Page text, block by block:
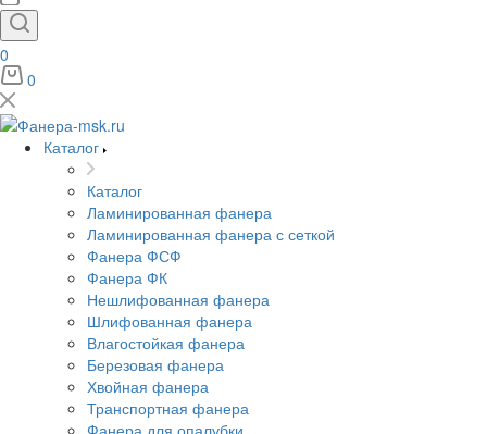
0
0
Каталог
Каталог
Ламинированная фанера
Ламинированная фанера с сеткой
Фанера ФСФ
Фанера ФК
Нешлифованная фанера
Шлифованная фанера
Влагостойкая фанера
Березовая фанера
Хвойная фанера
Транспортная фанера
Фанера для опалубки